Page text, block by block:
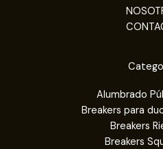
Alumbrado
Breakers para
Breakers
Breakers